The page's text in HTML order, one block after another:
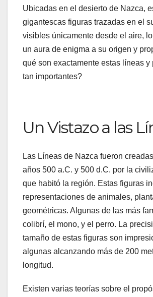
Ubicadas en el desierto de Nazca,
gigantescas figuras trazadas en el
visibles únicamente desde el aire,
un aura de enigma a su origen y
qué son exactamente estas líneas y
tan importantes?
Un Vistazo a las
Las Líneas de Nazca fueron
años 500 a.C. y 500 d.C. por la
que habitó la región. Estas figuras
representaciones de animales,
geométricas. Algunas de las más
colibrí, el mono, y el perro. La
tamaño de estas figuras son
algunas alcanzando más de 200
longitud.
Existen varias teorías sobre el